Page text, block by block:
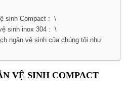
sinh Compact : \
sinh inox 304 : \
ngăn vệ sinh của chúng tôi như
VỆ SINH COMPACT